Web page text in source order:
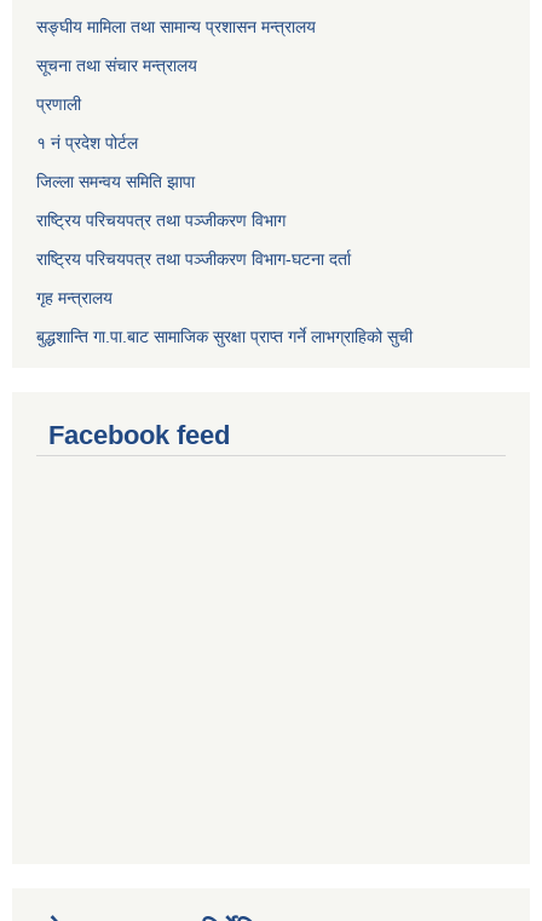
सङ्‍घीय मामिला तथा सामान्य प्रशासन मन्त्रालय
सूचना तथा संचार मन्त्रालय
प्रणाली
१ नं प्रदेश पोर्टल
जिल्ला समन्वय समिति झापा
राष्ट्रिय परिचयपत्र तथा पञ्जीकरण विभाग
राष्ट्रिय परिचयपत्र तथा पञ्जीकरण विभाग-घटना दर्ता
गृह मन्त्रालय
बुद्धशान्ति गा.पा.बाट सामाजिक सुरक्षा प्राप्त गर्ने लाभग्राहिको सुची
Facebook feed